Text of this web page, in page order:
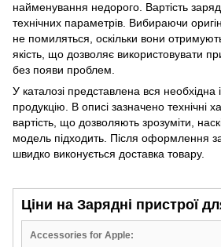
найменування недорого. Вартість
технічних параметрів. Вибираючи
не помиляться, оскільки вони
якість, що дозволяє використовувати
без появи проблем.
У каталозі представлена вся
продукцію. В описі зазначено технічні
вартість, що дозволяють зрозуміти,
модель підходить. Після оформлення
швидко виконується доставка товару.
Ціни на Зарядні пристрої
Accessories for Apple: